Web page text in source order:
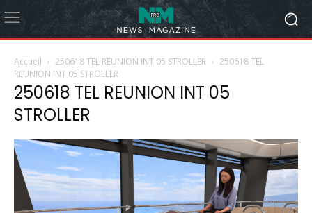
Accueil 250618 TEL REUNION INT 05 STROLLER
250618 TEL
REUNION INT 05 STROLLER
250618 TEL REUNION INT 05
STROLLER